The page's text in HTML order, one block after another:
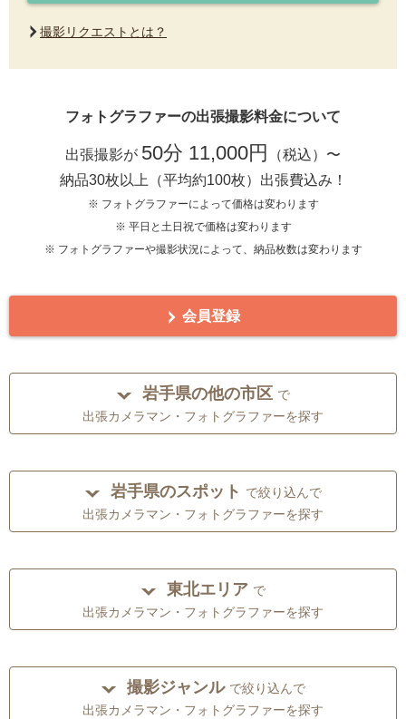
撮影リクエストとは？
フォトグラファーの出張撮影料金について
出張撮影が 50分 11,000円
（税込）〜
納品30枚以上（平均約100枚）出張費込み！
※ フォトグラファーによって価格は変わります
※ 平日と土日祝で価格は変わります
※ フォトグラファーや撮影状況によって、納品枚数は変わります
会員登録
岩手県の他の市区 で
出張カメラマン・フォトグラファーを探す
岩手県のスポット で絞り込んで
出張カメラマン・フォトグラファーを探す
東北エリア で
出張カメラマン・フォトグラファーを探す
撮影ジャンル で絞り込んで
出張カメラマン・フォトグラファーを探す